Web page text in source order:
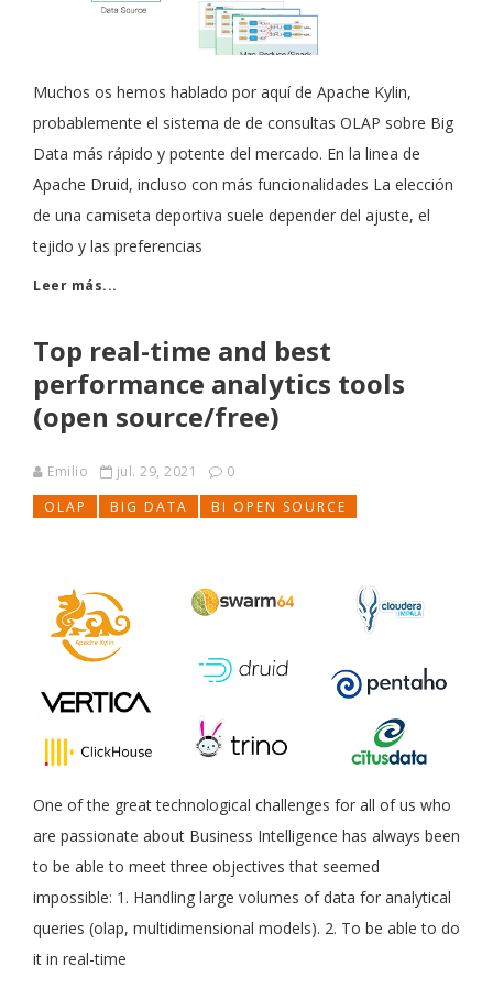
Muchos os hemos hablado por aquí de Apache Kylin,
probablemente el sistema de de consultas OLAP sobre Big
Data más rápido y potente del mercado. En la linea de
Apache Druid, incluso con más funcionalidades La elección
de una camiseta deportiva suele depender del ajuste, el
tejido y las preferencias
Leer más...
Top real-time and best
performance analytics tools
(open source/free)
Emilio jul. 29, 2021
0
OLAP
BIG DATA BI OPEN SOURCE
One of the great technological challenges for all of us who
are passionate about Business Intelligence has always been
to be able to meet three objectives that seemed
impossible: 1. Handling large volumes of data for analytical
queries (olap, multidimensional models). 2. To be able to do
it in real-time